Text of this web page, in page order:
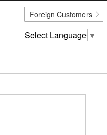
Foreign Customers
Select Language ▼